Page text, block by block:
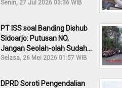
30% Diusut?
Senin, 27 Jul 2026 03:36 WIB
PT ISS soal Banding Dishub
Sidoarjo: Putusan NO,
Jangan Seolah-olah Sudah
Menang!
Selasa, 26 Mei 2026 01:57 WIB
DPRD Soroti Pengendalian